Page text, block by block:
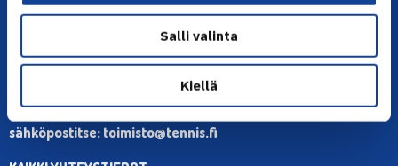
Salli valinta
Kiellä
Olympiastadion, Paavo Nurmen tie 1, 00250 Helsinki
Toimiston puhelinajat:
Muina aikoina olkaa yhteydessä
sähköpostitse: toimisto@tennis.fi